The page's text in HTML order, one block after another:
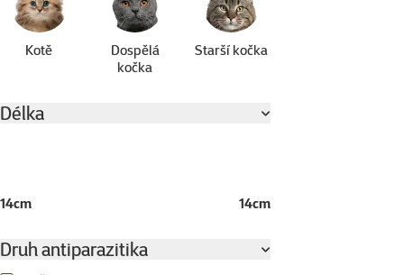
Kotě
Dospělá
kočka
Starší kočka
Délka
14cm 14cm
Druh antiparazitika